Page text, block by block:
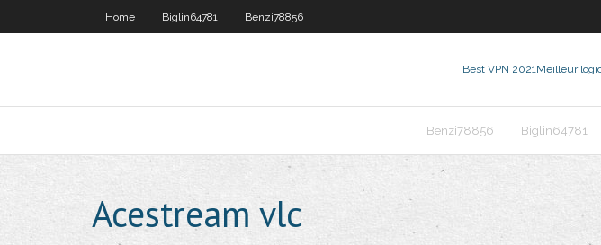
Home Biglin64781 Benzi78856
Best VPN 2021Meilleur
Benzi78856 Biglin64781
Acestream vlc